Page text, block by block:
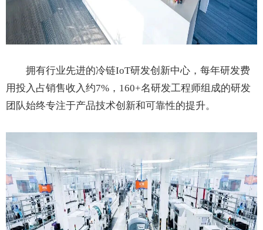
拥有行业先进的冷链IoT研发创新中心，每年研发费
用投入占销售收入约7%，160+名研发工程师组成的研发
团队始终专注于产品技术创新和可靠性的提升。